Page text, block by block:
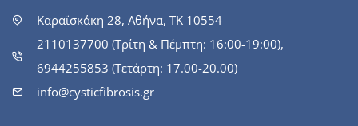
Καραϊσκάκη 28, Αθήνα, ΤΚ 10554
2110137700 (Τρίτη & Πέμπτη: 16:00-19:00),
6944255853 (Τετάρτη: 17.00-20.00)
info@cysticfibrosis.gr